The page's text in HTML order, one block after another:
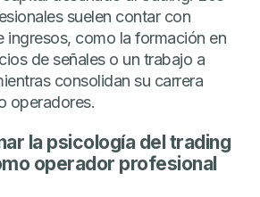
suelen contar con
ingresos, como la formación en
de señales o un trabajo a
consolidan su carrera
operadores.
la psicología del trading
operador profesional